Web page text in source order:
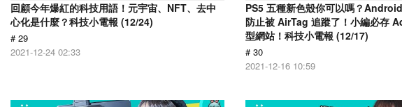
回顧今年爆紅的科技用語！元宇宙、NFT、去中
心化是什麼？科技小電報 (12/24)
# 29
2021-12-24 02:33
PS5 五種新色殼你可以嗎？
防止被 AirTag 追蹤了！小編必存
型網站！科技小電報 (12/17)
# 30
2021-12-16 10:59